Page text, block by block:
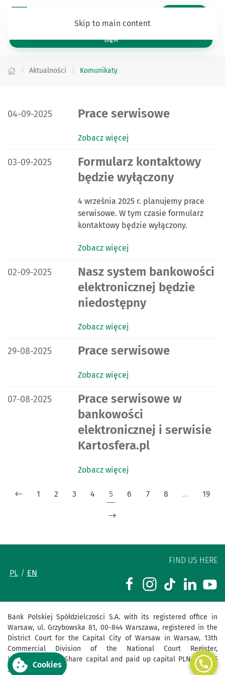
Skip to main content
Log in
Aktualności Komunikaty
DATA PUBLIKACJI:
04-09-2025 Prace serwisowe
Zobacz więcej
DATA PUBLIKACJI:
03-09-2025
Formularz kontaktowy
będzie wyłączony
4 września 2025 r. planujemy prace
serwisowe. W tym czasie formularz
kontaktowy będzie wyłączony.
Zobacz więcej
DATA PUBLIKACJI:
02-09-2025
Nasz system bankowości
elektronicznej będzie
niedostępny
Zobacz więcej
DATA PUBLIKACJI:
29-08-2025 Prace serwisowe
Zobacz więcej
DATA PUBLIKACJI:
07-08-2025
Prace serwisowe w
bankowości
elektronicznej i serwisie
Kartosfera.pl
Zobacz więcej
1 2 3 4 5 6 7 8 … 19
Cookies
PL EN
FIND US HERE
Bank Polskiej Spółdzielczości S.A. with its registered office in
Warsaw, ul. Grzybowska 81, 00-844 Warszawa, registered in the
District Court for the Capital City of Warsaw in Warsaw, 13th
Commercial Division of the National Court Register,
KRS 0000069229, Share capital and paid up capital PLN 455 625
241,00.